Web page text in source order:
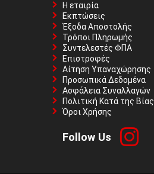
Η εταιρία
Εκπτώσεις
Έξοδα Αποστολής
Τρόποι Πληρωμής
Συντελεστές ΦΠΑ
Επιστροφές
Αίτηση Υπαναχώρησης
Προσωπικά Δεδομένα
Ασφάλεια Συναλλαγών
Πολιτική Κατά της Βίας
Όροι Χρήσης
Follow Us